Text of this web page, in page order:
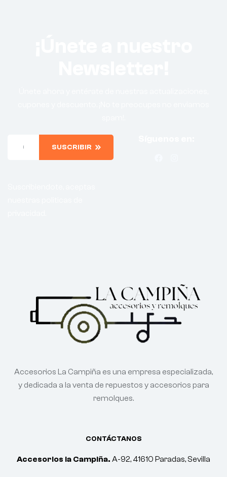
SUSCRIBIR
CONTÁCTANOS
Accesorios la Campiña. A-92, 41610 Paradas, Sevilla
Accesorios La Campiña es una empresa especializada,
y dedicada a la venta de repuestos y accesorios para
remolques.